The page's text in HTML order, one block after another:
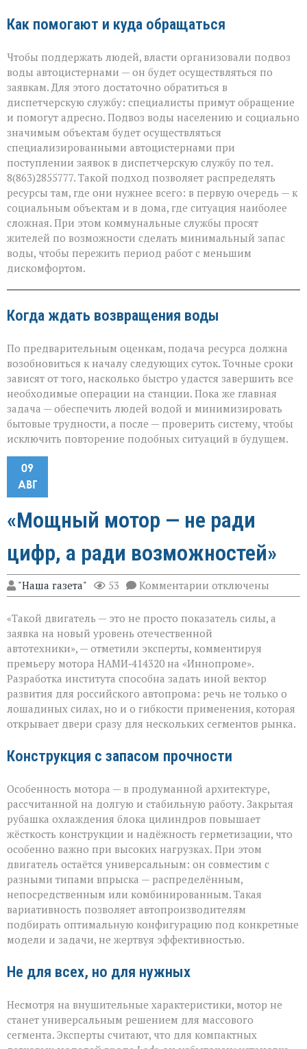
Как помогают и куда обращаться
Чтобы поддержать людей, власти организовали подвоз
воды автоцистернами — он будет осуществляться по
заявкам. Для этого достаточно обратиться в
диспетчерскую службу: специалисты примут обращение
и помогут адресно. Подвоз воды населению и социально
значимым объектам будет осуществляться
специализированными автоцистернами при
поступлении заявок в диспетчерскую службу по тел.
8(863)2855777. Такой подход позволяет распределять
ресурсы там, где они нужнее всего: в первую очередь — к
социальным объектам и в дома, где ситуация наиболее
сложная. При этом коммунальные службы просят
жителей по возможности сделать минимальный запас
воды, чтобы пережить период работ с меньшим
дискомфортом.
Когда ждать возвращения воды
По предварительным оценкам, подача ресурса должна
возобновиться к началу следующих суток. Точные сроки
зависят от того, насколько быстро удастся завершить все
необходимые операции на станции. Пока же главная
задача — обеспечить людей водой и минимизировать
бытовые трудности, а после — проверить систему, чтобы
исключить повторение подобных ситуаций в будущем.
09
АВГ
«Мощный мотор — не ради
цифр, а ради возможностей»
"Наша газета" 53 Комментарии к
записи
мотор — не
ради
а
ради
возможностей»
отключены
«Такой двигатель — это не просто показатель силы, а
заявка на новый уровень отечественной
автотехники», — отметили эксперты, комментируя
премьеру мотора НАМИ‑414320 на «Иннопроме».
Разработка института способна задать иной вектор
развития для российского автопрома: речь не только о
лошадиных силах, но и о гибкости применения, которая
открывает двери сразу для нескольких сегментов рынка.
Конструкция с запасом прочности
Особенность мотора — в продуманной архитектуре,
рассчитанной на долгую и стабильную работу. Закрытая
рубашка охлаждения блока цилиндров повышает
жёсткость конструкции и надёжность герметизации, что
особенно важно при высоких нагрузках. При этом
двигатель остаётся универсальным: он совместим с
разными типами впрыска — распределённым,
непосредственным или комбинированным. Такая
вариативность позволяет автопроизводителям
подбирать оптимальную конфигурацию под конкретные
модели и задачи, не жертвуя эффективностью.
Не для всех, но для нужных
Несмотря на внушительные характеристики, мотор не
станет универсальным решением для массового
сегмента. Эксперты считают, что для компактных